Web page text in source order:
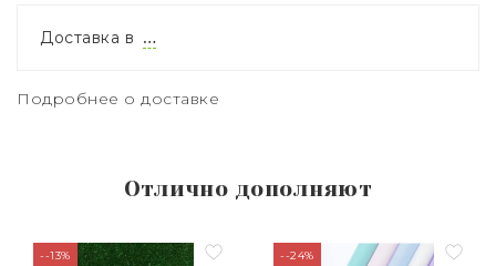
Доставка в …
Подробнее о доставке
Отлично дополняют
--13% --24%